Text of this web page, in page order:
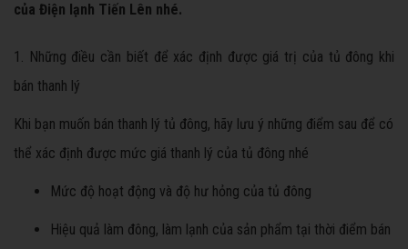
của Điện lạnh Tiến Lên nhé.
1. Những điều cần biết để xác định được giá trị của tủ đông khi
bán thanh lý
Khi bạn muốn bán thanh lý tủ đông, hãy lưu ý những điểm sau để có
thể xác định được mức giá thanh lý của tủ đông nhé
Mức độ hoạt động và độ hư hỏng của tủ đông
Hiệu quả làm đông, làm lạnh của sản phẩm tại thời điểm bán